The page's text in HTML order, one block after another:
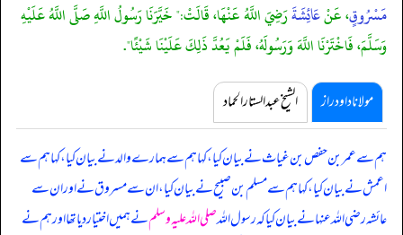
مَسْرُوقٍ، عَنْعَائِشَةَرَضِيَ اللَّهُ عَنْهَا، قَالَتْ:" خَيَّرَنَا رَسُولُ اللَّهِ صَلَّى اللَّهُ عَلَيْهِ
وَسَلَّمَ، فَاخْتَرْنَا اللَّهَ وَرَسُولَهُ، فَلَمْ يَعُدَّ ذَلِكَ عَلَيْنَا شَيْئًا".
مولانا داود راز الشیخ عبدالستار الحماد
ہم سے عمر بن حفص بن غیاث نے بیان کیا، کہا ہم سے ہمارے والد نے بیان کیا، کہا ہم سے
اعمش نے بیان کیا، کہا ہم سے مسلم بن صبیح نے بیان کیا، ان سے مسروق نے اور ان سے
عائشہ رضی اللہ عنہا نے بیان کیا کہرسول اللہصلی اللہ علیہ وسلمنے ہمیں اختیار دیا تھا اور ہم نے